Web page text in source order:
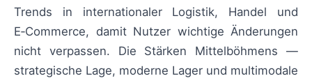
Trends in internationaler Logistik, Handel und
E‑Commerce, damit Nutzer wichtige Änderungen
nicht verpassen. Die Stärken Mittelböhmens —
strategische Lage, moderne Lager und multimodale